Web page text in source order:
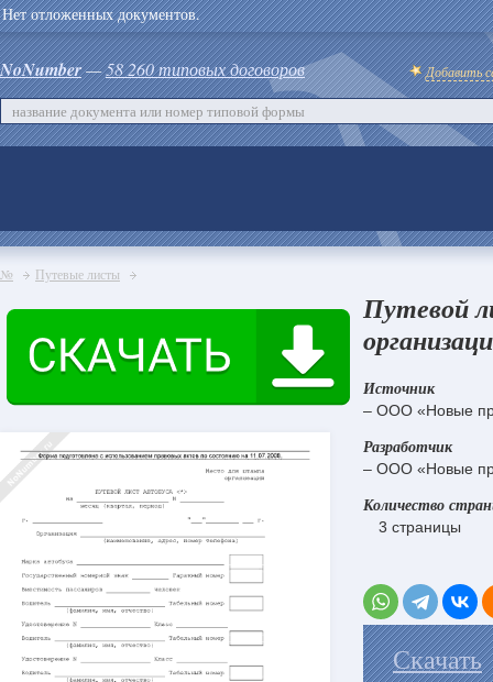
Нет отложенных документов.
NoNumber—58 260 типовых договоров Добавить
№ Путевые листы
Путевой
Источник
– ООО «Новые
Разработчик
– ООО «Новые
Количество
3 страницы
Скачать